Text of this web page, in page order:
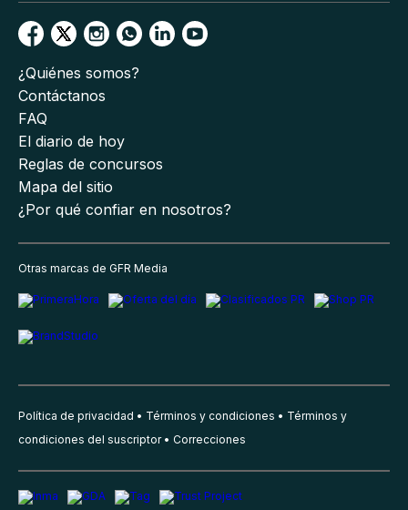
¿Quiénes somos?
Contáctanos
FAQ
El diario de hoy
Reglas de concursos
Mapa del sitio
¿Por qué confiar en nosotros?
Otras marcas de GFR Media
Política de privacidad Términos y condiciones
Términos y
condiciones del suscriptor
Correcciones